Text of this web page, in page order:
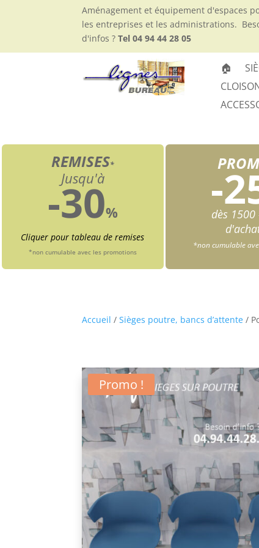
Aménagement et équipement d'espaces
les entreprises et les administrations.
d'infos ?Tel 04 94 44 28 05
🏠
REMISES*
Jusqu'à
-30%
Cliquer pour tableau de remises
*non cumulable avec les promotions
-
dès 1500
*non cumulable
Accueil /Sièges poutre, bancs d’attente /
Promo !